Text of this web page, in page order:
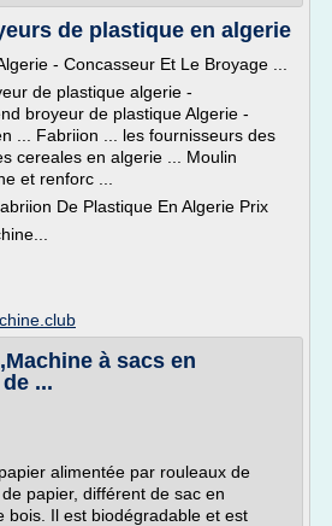
de plastique en algerie
- Concasseur Et Le Broyage ...
de plastique algerie -
broyeur de plastique Algerie -
... Fabriion ... les fournisseurs des
cereales en algerie ... Moulin
et renforc ...
De Plastique En Algerie Prix
à sacs en
...
alimentée par rouleaux de
papier, différent de sac en
bois. Il est biodégradable et est